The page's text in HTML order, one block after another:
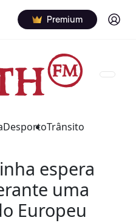
Premium Log in
DesportoTrânsito
espera
uma
Europeu